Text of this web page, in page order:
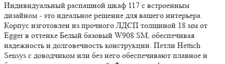
Индивидуальный распашной шкаф 117 с встроенным
дизайном - это идеальное решение для вашего интерьера.
Корпус изготовлен из прочного ЛДСП толщиной 18 мм от
Egger в оттенке Белый базовый W908 SM, обеспечивая
надежность и долговечность конструкции. Петли Hettich
Sensys с доводчиком или без него обеспечивают плавное и